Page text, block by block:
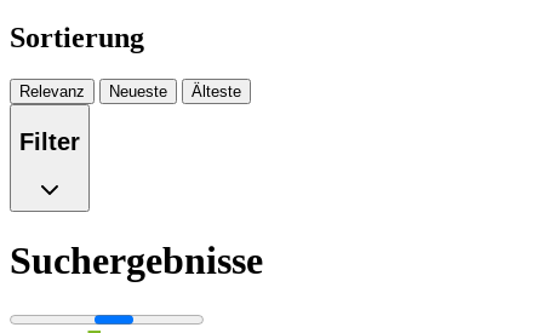
Sortierung
Relevanz Neueste Älteste
Filter
Suchergebnisse